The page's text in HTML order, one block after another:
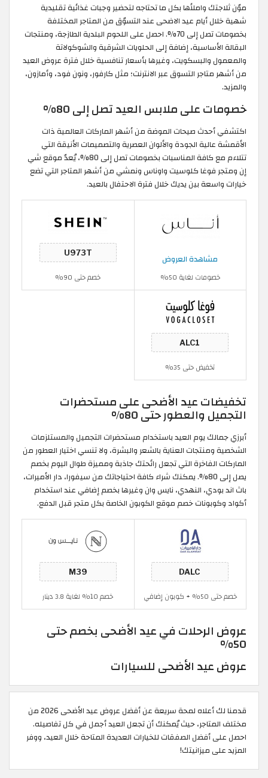
موّن ثلاجتك واملأها بكل ما تحتاجه لتحضير وجبات غذائية تقليدية
شهية خلال أيام عيد الاضحى عند التسوّق من المتاجر المختلفة
بخصومات تصل إلى 70%. احصل على اللحوم البلدية الطازجة، ومنتجات
البقالة الأساسية، إضافة إلى الحلويات الشرقية والشوكولاتة
والمعمول والبسكويت، وغيرها بأسعار تنافسية خلال فترة عروض العيد
من أشهر متاجر التسوق عبر الانترنت؛ مثل كارفور، ونون فود، وأمازون،
والمزيد.
خصومات على ملابس العيد تصل إلى 80%
اكتشفي أحدث صيحات الموضة من أشهر الماركات العالمية ذات
الأقمشة عالية الجودة والألوان العصرية والتصميمات الأنيقة التي
تتلاءم مع كافة المناسبات بخصومات تصل إلى 80%، يُعدّ موقع شي
إن ومتجر فوغا كلوسيت واوناس ونمشي من أشهر المتاجر التي تضع
خيارات واسعة بين يديك خلال فترة الاحتفال بالعيد.
مشاهدة العروض
خصومات لغاية 50% خصم حتى 90%
تخفيض حتى 35%
تخفيضات عيد الأضحى على مستحضرات
التجميل والعطور حتى 80%
أبرزي جمالك يوم العيد باستخدام مستحضرات التجميل والمستلزمات
الشخصية ومنتجات العناية بالشعر والبشرة، ولا تنسي اختيار العطور من
الماركات الفاخرة التي تجعل رائحتك جاذبة ومميزة طوال اليوم بخصم
يصل إلى 80%. يمكنك شراء كافة احتياجاتك من سيفورا، دار الأميرات،
باث اند بودي، النهدي، نايس وان وغيرها بخصم إضافي عند استخدام
أكواد وكوبونات خصم موقع الكوبون الخاصة بكل متجر قبل الدفع.
خصم حتى 50% + كوبون إضافي خصم 10% لغاية 3.8 دينار
عروض الرحلات في عيد الأضحى بخصم حتى
50%
عروض عيد الأضحى للسيارات
قدمنا لك أعلاه لمحة سريعة عن أفضل عروض عيد الأضحى 2026 من
مختلف المتاجر، حيث يُمكنك أن تجعل العيد أجمل في كل تفاصيله.
احصل على أفضل الصفقات للخيارات العديدة المتاحة خلال العيد، ووفر
المزيد على ميزانيتك!